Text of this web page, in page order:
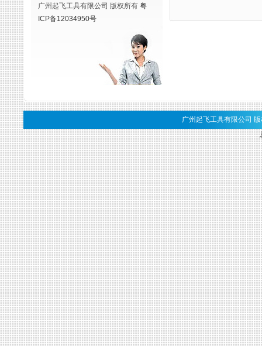
广州起飞工具有限公司 版权所有 粤
ICP备12034950号
广州起飞工具有限公司